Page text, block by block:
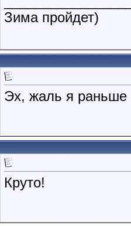
Зима пройдет)
Эх, жаль я раньше
Круто!